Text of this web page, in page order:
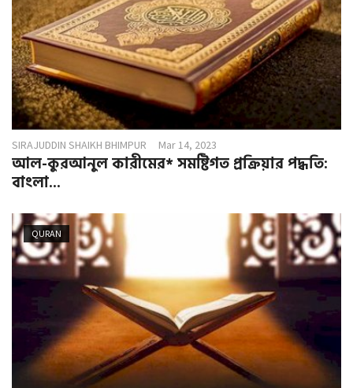
SIRAJUDDIN SHAIKH BHIMPUR Mar 14, 2023
আল-কুরআনুল কারীমের* সমষ্টিগত প্রক্রিয়ার পদ্ধতি:
বাংলা...
QURAN